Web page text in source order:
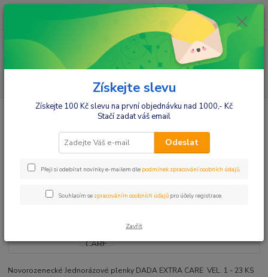
ks
za 0,00 Kč
Jednorázové plenky DADA Extra Care
DADA EXTRA CARE VEL. 1
DADA EXTRA CARE VEL. 1 - 23
KS (2-5 KG)
Novorozenecké Jednorázové plenky DADA EXTRA CARE VEL. 1 - 23 KS
Získejte slevu
Získejte 100 Kč slevu na první objednávku nad 1000,- Kč
Stačí zadat váš email
Odeslat
Přeji si odebírat novinky e-mailem dle podmínek zpracování osobních údajů.
Souhlasím se zpracováním osobních údajů pro účely registrace.
Zavřít